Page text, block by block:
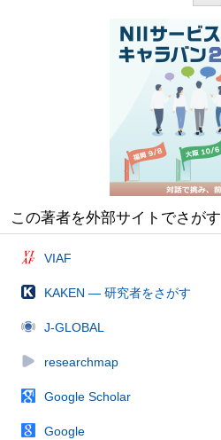
この著者を外部サイトでさがす
VIAF
KAKEN — 研究者をさがす
J-GLOBAL
researchmap
Google Scholar
Google